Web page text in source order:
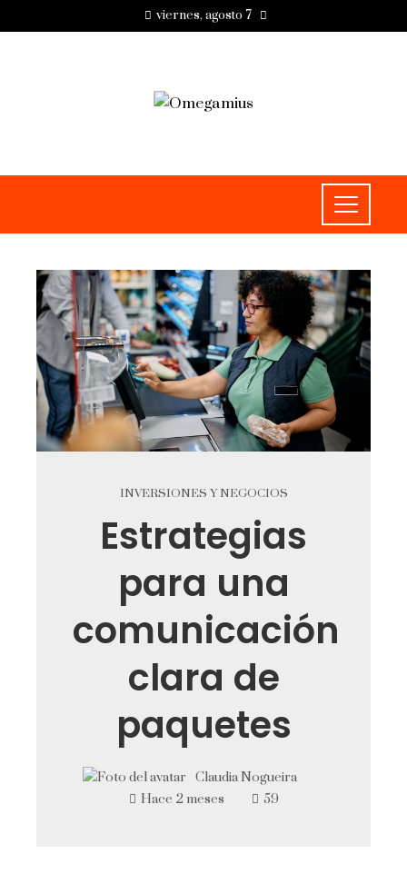
viernes, agosto 7
INVERSIONES Y NEGOCIOS
Estrategias
para una
comunicación
clara de
paquetes
Claudia Nogueira
Hace 2 meses
59